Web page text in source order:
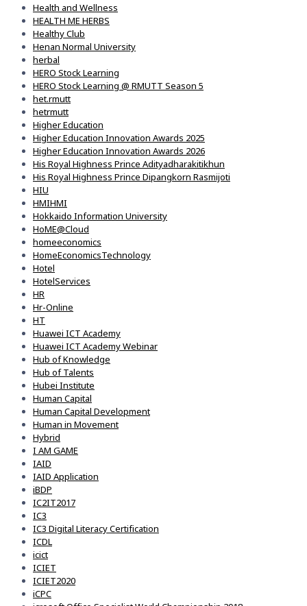
Health and Wellness
HEALTH ME HERBS
Healthy Club
Henan Normal University
herbal
HERO Stock Learning
HERO Stock Learning @ RMUTT Season 5
het.rmutt
hetrmutt
Higher Education
Higher Education Innovation Awards 2025
Higher Education Innovation Awards 2026
His Royal Highness Prince Adityadharakitikhun
His Royal Highness Prince Dipangkorn Rasmijoti
HIU
HMIHMI
Hokkaido Information University
HoME@Cloud
homeeconomics
HomeEconomicsTechnology
Hotel
HotelServices
HR
Hr-Online
HT
Huawei ICT Academy
Huawei ICT Academy Webinar
Hub of Knowledge
Hub of Talents
Hubei Institute
Human Capital
Human Capital Development
Human in Movement
Hybrid
I AM GAME
IAID
IAID Application
iBDP
IC2IT2017
IC3
IC3 Digital Literacy Certification
ICDL
icict
ICIET
ICIET2020
iCPC